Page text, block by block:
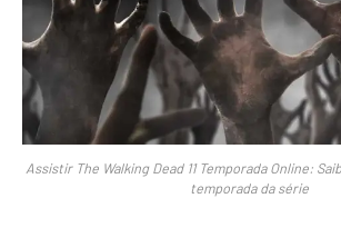
Assistir The Walking Dead 11 Temporada Online:
temporada da série